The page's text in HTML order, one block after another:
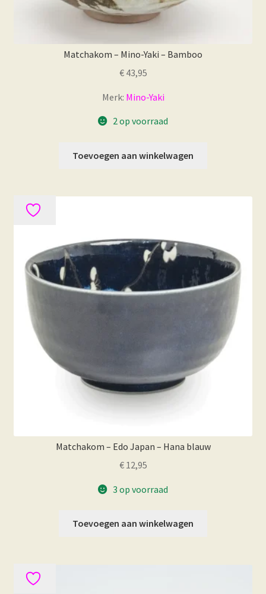
Matchakom – Mino-Yaki – Bamboo
€43,95
Merk: Mino-Yaki
2 op voorraad
Toevoegen aan winkelwagen
Matchakom – Edo Japan – Hana blauw
€12,95
3 op voorraad
Toevoegen aan winkelwagen